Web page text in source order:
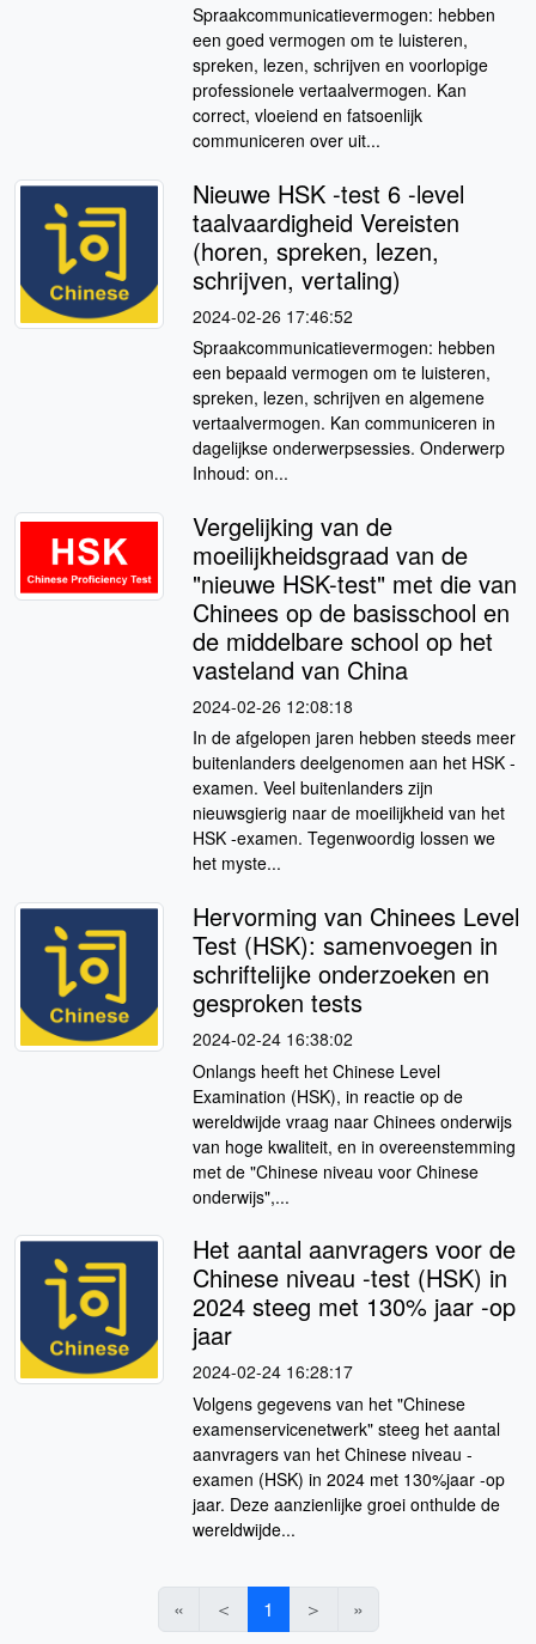
Spraakcommunicatievermogen: hebben
een goed vermogen om te luisteren,
spreken, lezen, schrijven en voorlopige
professionele vertaalvermogen. Kan
correct, vloeiend en fatsoenlijk
communiceren over uit...
Nieuwe HSK -test 6 -level
taalvaardigheid Vereisten
(horen, spreken, lezen,
schrijven, vertaling)
2024-02-26 17:46:52
Spraakcommunicatievermogen: hebben
een bepaald vermogen om te luisteren,
spreken, lezen, schrijven en algemene
vertaalvermogen. Kan communiceren in
dagelijkse onderwerpsessies. Onderwerp
Inhoud: on...
Vergelijking van de
moeilijkheidsgraad van de
"nieuwe HSK-test" met die van
Chinees op de basisschool en
de middelbare school op het
vasteland van China
2024-02-26 12:08:18
In de afgelopen jaren hebben steeds meer
buitenlanders deelgenomen aan het HSK -
examen. Veel buitenlanders zijn
nieuwsgierig naar de moeilijkheid van het
HSK -examen. Tegenwoordig lossen we
het myste...
Hervorming van Chinees Level
Test (HSK): samenvoegen in
schriftelijke onderzoeken en
gesproken tests
2024-02-24 16:38:02
Onlangs heeft het Chinese Level
Examination (HSK), in reactie op de
wereldwijde vraag naar Chinees onderwijs
van hoge kwaliteit, en in overeenstemming
met de "Chinese niveau voor Chinese
onderwijs",...
Het aantal aanvragers voor de
Chinese niveau -test (HSK) in
2024 steeg met 130% jaar -op
jaar
2024-02-24 16:28:17
Volgens gegevens van het "Chinese
examenservicenetwerk" steeg het aantal
aanvragers van het Chinese niveau -
examen (HSK) in 2024 met 130%jaar -op
jaar. Deze aanzienlijke groei onthulde de
wereldwijde...
« ＜ 1 ＞ »